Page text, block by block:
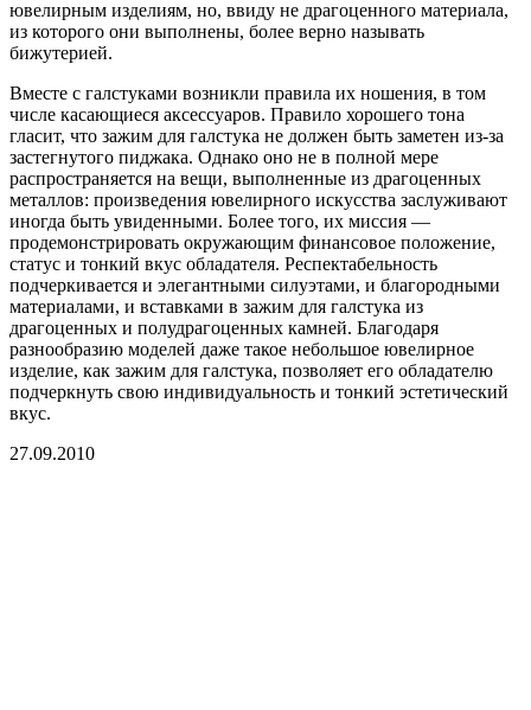
ювелирным изделиям, но, ввиду не драгоценного материала,
из которого они выполнены, более верно называть
бижутерией.
Вместе с галстуками возникли правила их ношения, в том
числе касающиеся аксессуаров. Правило хорошего тона
гласит, что зажим для галстука не должен быть заметен из-за
застегнутого пиджака. Однако оно не в полной мере
распространяется на вещи, выполненные из драгоценных
металлов: произведения ювелирного искусства заслуживают
иногда быть увиденными. Более того, их миссия —
продемонстрировать окружающим финансовое положение,
статус и тонкий вкус обладателя. Респектабельность
подчеркивается и элегантными силуэтами, и благородными
материалами, и вставками в зажим для галстука из
драгоценных и полудрагоценных камней. Благодаря
разнообразию моделей даже такое небольшое ювелирное
изделие, как зажим для галстука, позволяет его обладателю
подчеркнуть свою индивидуальность и тонкий эстетический
вкус.
27.09.2010